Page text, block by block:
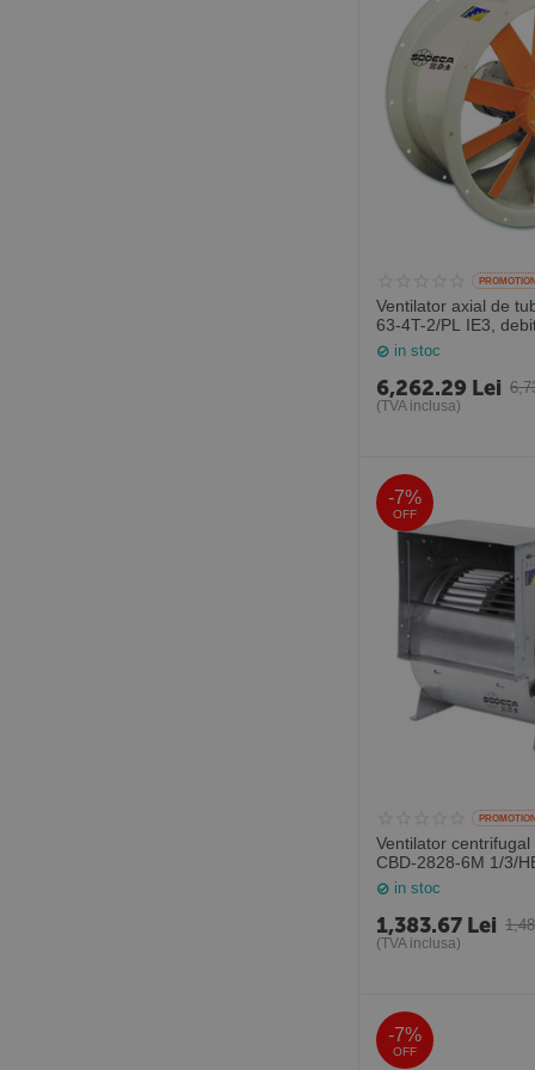
Ventilator axial de
63-4T-2/PL IE3,
mc/h, Sodeca Spania
in stoc
6,262.29 Lei
(TVA inclusa)
-7%
OFF
Ventilator
CBD-2828-6M 1/3/
3500 mc/h, Sodeca
in stoc
1,383.67 Lei
(TVA inclusa)
-7%
OFF